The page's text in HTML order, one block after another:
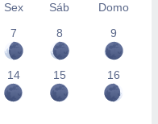
Sex Sáb
Domo
7
8 9
14 15 16